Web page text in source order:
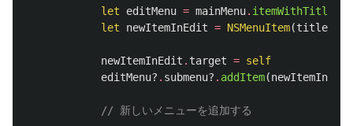
let editMenu = mainMenu. itemWithTitle
let
newItemInEdit = NSMenuItem(title
newItemInEdit . target = self
editMenu? . submenu? . addItem(newItemInEdit
// 新しいメニューを追加する